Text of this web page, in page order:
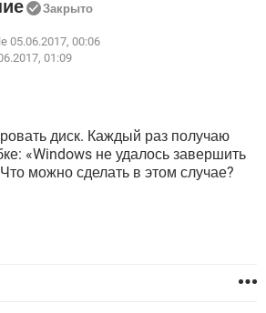
YANDEX
INSTAGRAM
ИГРЫ
GOOGLE
ИГРЫ
ВКОНТАКТЕ
Закрыто
05.06.2017, 00:06
01:09
диск. Каждый раз получаю
«Windows не удалось завершить
можно сделать в этом случае?